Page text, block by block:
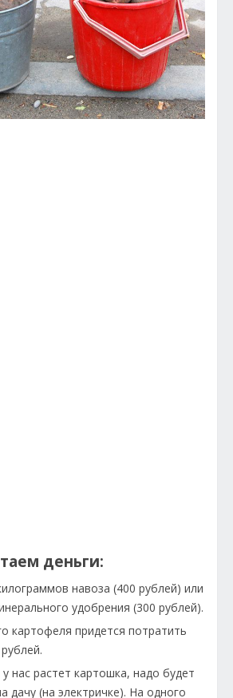
деньги:
навоза (400 рублей) или
удобрения (300 рублей).
картофеля придется потратить
нас растет картошка, надо будет
дачу (на электричке). На одного